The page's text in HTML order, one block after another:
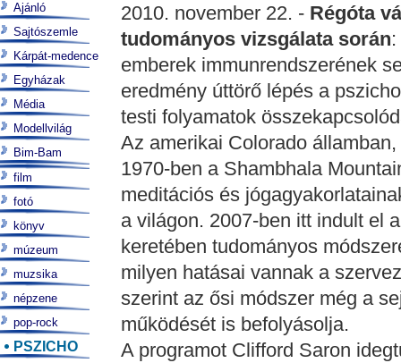
2010. november 22. - Régóta
tudományos vizsgálata során
emberek immunrendszerének
eredmény úttörő lépés a
testi folyamatok
Az amerikai Colorado
1970-ben a Shambhala
meditációs és
a világon. 2007-ben itt indult el
keretében tudományos
milyen hatásai vannak a
szerint az ősi módszer még a
működését is befolyásolja.
A programot Clifford Saron
Ajánló
Sajtószemle
Kárpát-medence
Egyházak
Média
Modellvilág
Bim-Bam
film
fotó
könyv
múzeum
muzsika
népzene
pop-rock
PSZICHO